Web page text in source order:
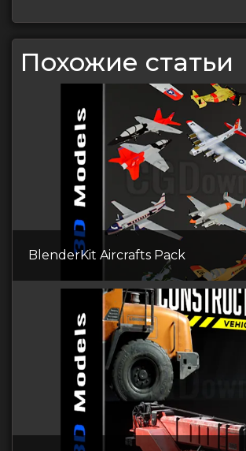
Похожие статьи
BlenderKit Aircrafts Pack